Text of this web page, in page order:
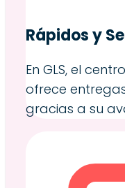
Rápidos y
En GLS, el
ofrece
gracias a su